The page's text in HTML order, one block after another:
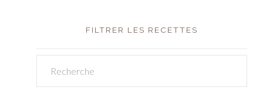
FILTRER LES RECETTES